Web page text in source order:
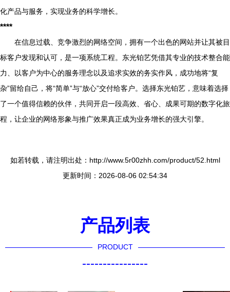
化产品与服务，实现业务的科学增长。
****
在信息过载、竞争激烈的网络空间，拥有一个出色的网站并让其被目
标客户发现和认可，是一项系统工程。东光铂艺凭借其专业的技术整合能
力、以客户为中心的服务理念以及追求实效的务实作风，成功地将“复
杂”留给自己，将“简单”与“放心”交付给客户。选择东光铂艺，意味着选择
了一个值得信赖的伙伴，共同开启一段高效、省心、成果可期的数字化旅
程，让企业的网络形象与推广效果真正成为业务增长的强大引擎。
如若转载，请注明出处：http://www.5r00zhh.com/product/52.html
更新时间：2026-08-06 02:54:34
产品列表
PRODUCT
----------------